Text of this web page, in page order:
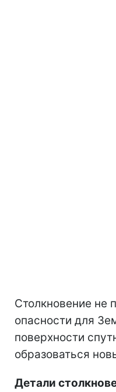
Столкновение не
опасности для
поверхности
образоваться
Детали